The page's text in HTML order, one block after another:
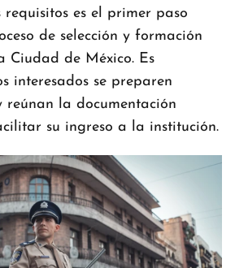
requisitos es el primer paso
de selección y formación
Ciudad de México. Es
interesados se preparen
reúnan la documentación
su ingreso a la institución.